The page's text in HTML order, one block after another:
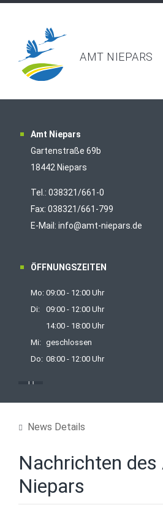
AMT NIEPARS
Amt Niepars
Gartenstraße 69b
18442 Niepars
Tel.: 038321/661-0
Fax: 038321/661-799
E-Mail: info@amt-niepars.de
ÖFFNUNGSZEITEN
Mo: 09:00 - 12:00 Uhr
Di:
09:00 - 12:00 Uhr
14:00 - 18:00 Uhr
Mi: geschlossen
Do: 08:00 - 12:00 Uhr
News Details
Nachrichten des
Niepars